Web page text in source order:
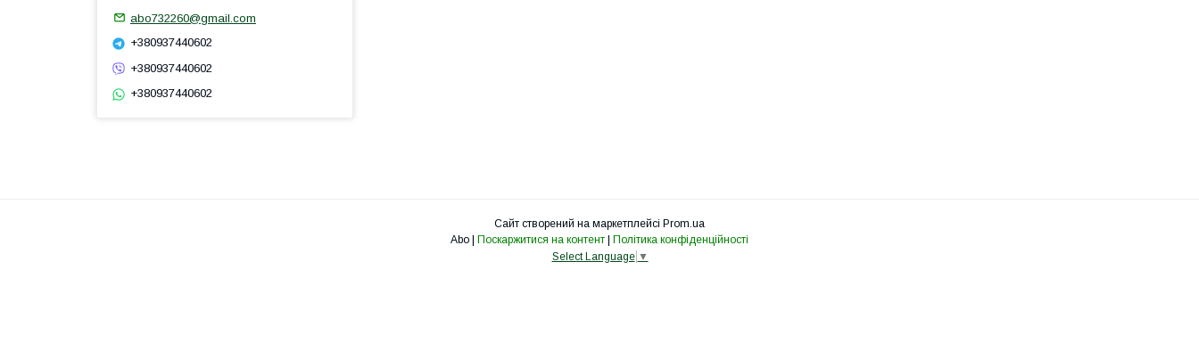
abo732260@gmail.com
+380937440602
+380937440602
+380937440602
Сайт створений на маркетплейсі Prom.ua
Поскаржитися на контент
Політика конфіденційності
Select Language ▼